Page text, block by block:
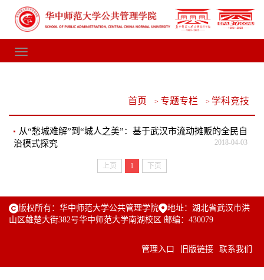
首页 > 专题专栏 > 学科竞技
从“愁城难解”到“城人之美”：基于武汉市流动摊贩的全民自
治模式探究
2018-04-03
上页 1 下页
版权所有：华中师范大学公共管理学院
地址：湖北省武汉市洪
山区雄楚大街382号华中师范大学南湖校区 邮编：430079
管理入口 旧版链接 联系我们